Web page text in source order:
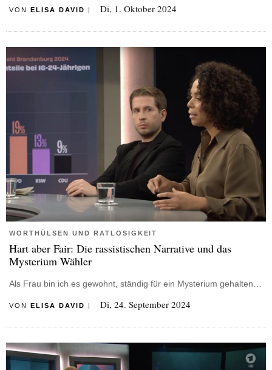
VON ELISA DAVID | Di, 1. Oktober 2024
WORTHÜLSEN UND RATLOSIGKEIT
Hart aber Fair: Die rassistischen Narrative und das
Mysterium Wähler
Als Frau bin ich es gewohnt, ständig für ein Mysterium gehalten…
VON ELISA DAVID | Di, 24. September 2024